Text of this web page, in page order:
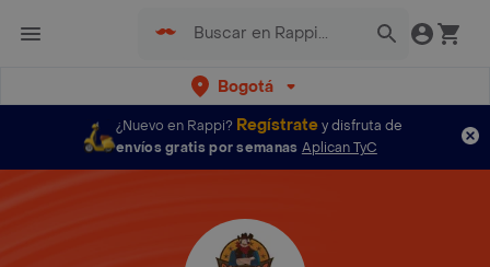
Bogotá
¿Nuevo en Rappi? Regístratey disfruta de
envíos gratis por semanas Aplican TyC